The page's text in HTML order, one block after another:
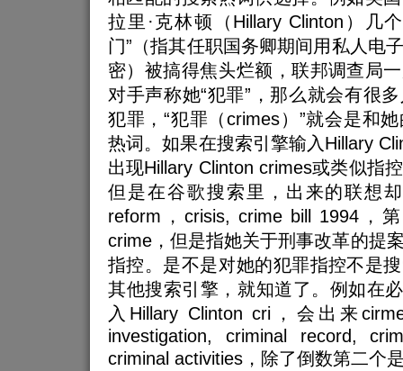
拉里·克林顿（Hillary Clinton）几
门”（指其任职国务卿期间用私人电
密）被搞得焦头烂额，联邦调查局
对手声称她“犯罪”，那么就会有很
犯罪，“犯罪（crimes）”就会是和
热词。如果在搜索引擎输入Hillary
出现Hillary Clinton crimes或类似指
但是在谷歌搜索里，出来的联想
reform，crisis, crime bill 1994，
crime，但是指她关于刑事改革的提
指控。是不是对她的犯罪指控不是
其他搜索引擎，就知道了。例如在
入Hillary Clinton cri，会出来
investigation, criminal record,
criminal activities，除了倒数第二个